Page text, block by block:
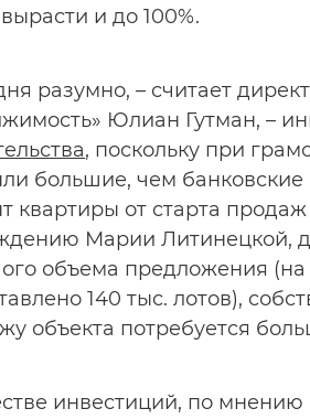
и до 100%.
разумно, – считает
Юлиан Гутман, –
, поскольку при
большие, чем
квартиры от старта
Марии Литинецкой,
объема предложения
140 тыс. лотов),
объекта потребуется
инвестиций, по